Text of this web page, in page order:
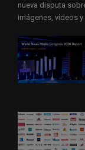
nueva disputa
imágenes, vídeos y